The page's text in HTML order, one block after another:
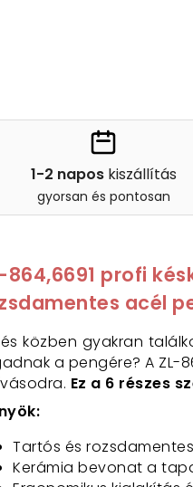
1-2 naposkiszállítás
gyorsan és pontosan
864,6691 profi
acél
közben gyakran
a pengére? A ZL-
Ez a 6 részes
Tartós és
Kerámia bevonat a